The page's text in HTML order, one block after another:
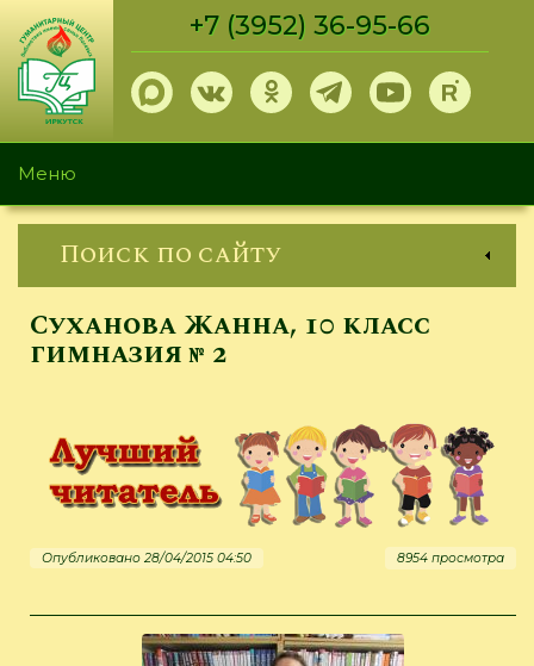
Перейти
основному
содержанию
+7 (3952) 36-95-66
Меню
Поиск по сайту
Суханова Жанна, 10 класс
гимназия № 2
Опубликовано 28/04/2015 04:50 8954 просмотра